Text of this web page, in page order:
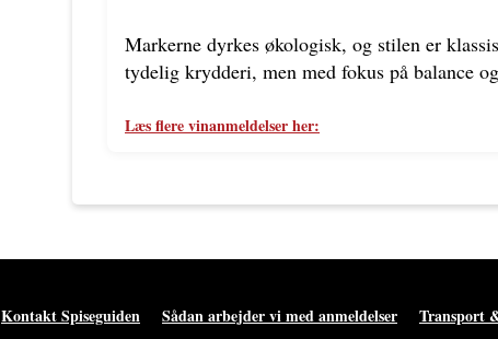
Markerne dyrkes økologisk, og stilen er
tydelig krydderi, men med fokus på balance
Læs flere vinanmeldelser her:
Kontakt Spiseguiden Sådan arbejder vi med anmeldelser Transport